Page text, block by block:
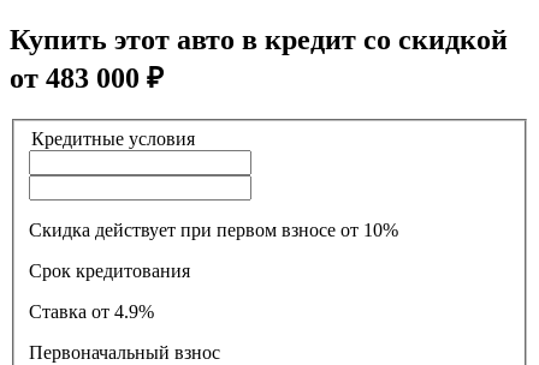
Купить этот авто в кредит со скидкой
от 483 000 ₽
Кредитные условия
Скидка действует при первом взносе от 10%
Срок кредитования
Ставка
от 4.9%
Первоначальный взнос